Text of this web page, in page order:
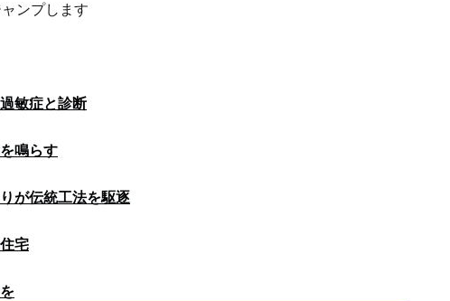
ンプします
敏症と診断
鳴らす
が伝統工法を駆逐
宅